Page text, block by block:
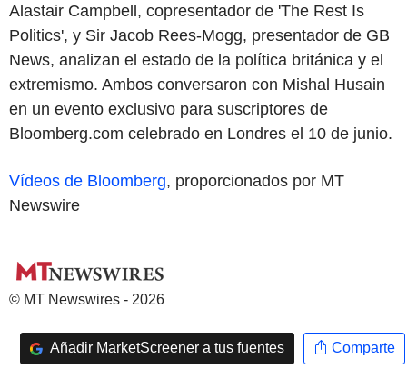
Alastair Campbell, copresentador de 'The Rest Is
Politics', y Sir Jacob Rees-Mogg, presentador de GB
News, analizan el estado de la política británica y el
extremismo. Ambos conversaron con Mishal Husain
en un evento exclusivo para suscriptores de
Bloomberg.com celebrado en Londres el 10 de junio.
Vídeos de Bloomberg, proporcionados por MT
Newswire
© MT Newswires - 2026
Añadir MarketScreener a tus fuentes Comparte